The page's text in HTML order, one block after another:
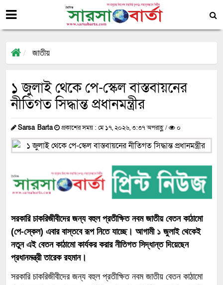
জাতীয়
১ জুলাই থেকে পে-স্কেল বাস্তবায়নের
নীতিগত সিদ্ধান্ত প্রধানমন্ত্রীর
Sarsa Barta প্রকাশের সময় : মে ১৭, ২০২৬, ৩:৩৭ অপরাহ্ণ / ০
সরকারি চাকরিজীবীদের জন্য বহুল প্রতীক্ষিত নবম জাতীয় বেতন কাঠামো
(পে-স্কেল) এবার বাস্তবে রূপ নিতে যাচ্ছে। আগামী ১ জুলাই থেকেই
নতুন এই বেতন কাঠামো কার্যকর করার নীতিগত সিদ্ধান্ত দিয়েছেন
প্রধানমন্ত্রী তারেক রহমান।
সরকারি চাকরিজীবীদের জন্য বহুল প্রতীক্ষিত নবম জাতীয় বেতন কাঠামো